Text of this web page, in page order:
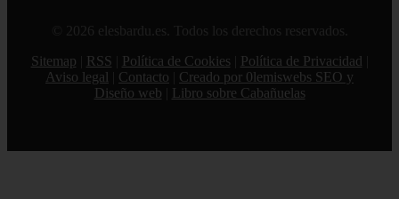
© 2026 elesbardu.es. Todos los derechos reservados.
Sitemap
RSS Política de Cookies Política de Privacidad
Aviso legal
Contacto
Creado por 0lemiswebs SEO y
Diseño web
Libro sobre Cabañuelas